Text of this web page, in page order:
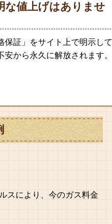
な値上げはありませ
保証」をサイト上で明示して
から永久に解放されます。
スにより、今のガス料金